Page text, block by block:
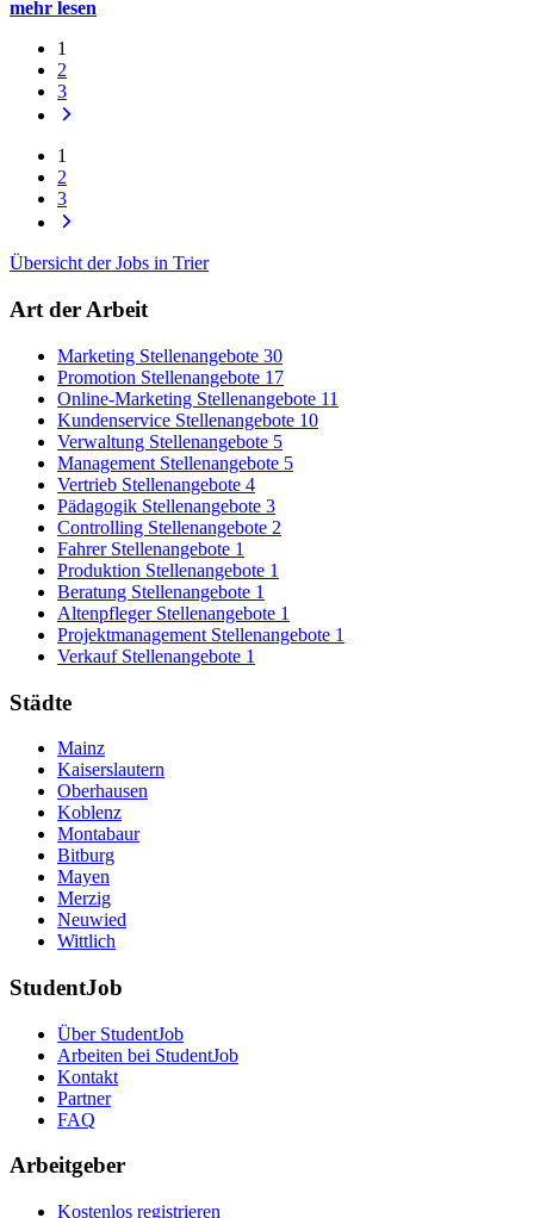
mehr lesen
1
2
3
1
2
3
Übersicht der Jobs in Trier
Art der Arbeit
Marketing Stellenangebote 30
Promotion Stellenangebote 17
Online-Marketing Stellenangebote 11
Kundenservice Stellenangebote 10
Verwaltung Stellenangebote 5
Management Stellenangebote 5
Vertrieb Stellenangebote 4
Pädagogik Stellenangebote 3
Controlling Stellenangebote 2
Fahrer Stellenangebote 1
Produktion Stellenangebote 1
Beratung Stellenangebote 1
Altenpfleger Stellenangebote 1
Projektmanagement Stellenangebote 1
Verkauf Stellenangebote 1
Städte
Mainz
Kaiserslautern
Oberhausen
Koblenz
Montabaur
Bitburg
Mayen
Merzig
Neuwied
Wittlich
StudentJob
Über StudentJob
Arbeiten bei StudentJob
Kontakt
Partner
FAQ
Arbeitgeber
Kostenlos registrieren